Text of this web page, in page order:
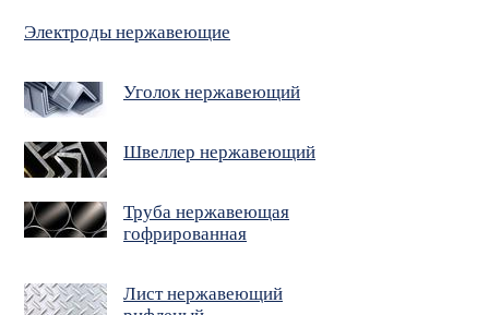
Электроды нержавеющие
Уголок нержавеющий
Швеллер нержавеющий
Труба нержавеющая
гофрированная
Лист нержавеющий